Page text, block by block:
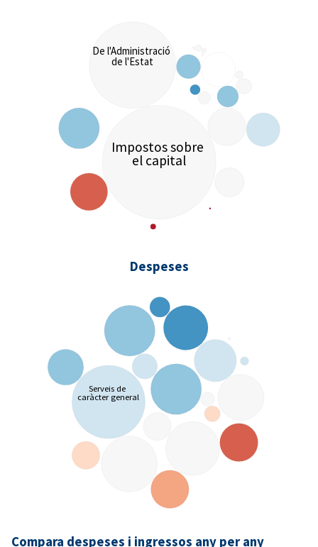
Impostos sobre
el capital
De l'Administració
de l'Estat
Despeses
Serveis de
caràcter general
Compara despeses i ingressos any per any